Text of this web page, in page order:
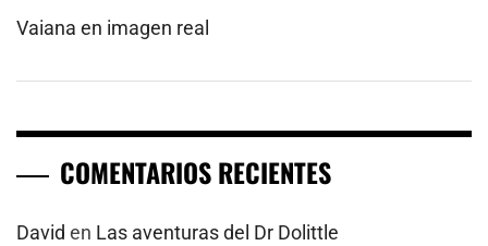
Vaiana en imagen real
COMENTARIOS RECIENTES
David en Las aventuras del Dr Dolittle